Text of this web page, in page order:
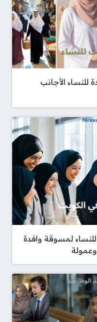
الأجانب
لمسوقة وافدة